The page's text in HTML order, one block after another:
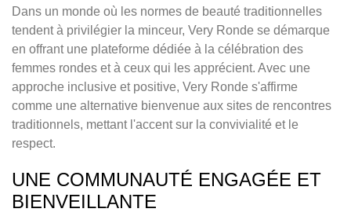
Dans un monde où les normes de beauté traditionnelles
tendent à privilégier la minceur, Very Ronde se démarque
en offrant une plateforme dédiée à la célébration des
femmes rondes et à ceux qui les apprécient. Avec une
approche inclusive et positive, Very Ronde s'affirme
comme une alternative bienvenue aux sites de rencontres
traditionnels, mettant l'accent sur la convivialité et le
respect.
UNE COMMUNAUTÉ ENGAGÉE ET
BIENVEILLANTE